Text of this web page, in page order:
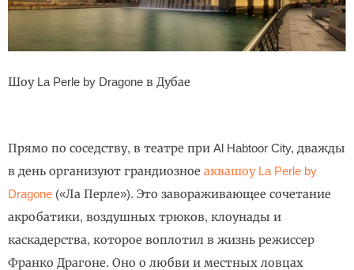
Шоу La Perle by Dragone в Дубае
Прямо по соседству, в театре при Al Habtoor City, дважды
в день организуют грандиозное аквашоу La Perle by
Dragone («Ла Перле»). Это завораживающее сочетание
акробатики, воздушных трюков, клоунады и
каскадерства, которое воплотил в жизнь режиссер
Франко Драгоне. Оно о любви и местных ловцах